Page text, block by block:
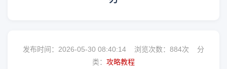
发布时间：2026-05-30 08:40:14 浏览次数： 884次 分
类： 攻略教程